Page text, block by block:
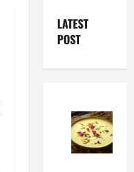
LATEST
POST